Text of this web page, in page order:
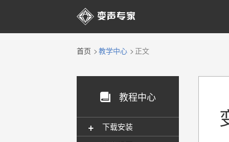

首页 教学中心 正文
 教程中心
下载安装
+